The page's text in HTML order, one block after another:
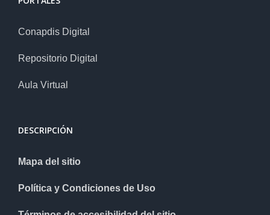
Conapdis Digital
Repositorio Digital
Aula Virtual
DESCRIPCIÓN
Mapa del sitio
Política y Condiciones de Uso